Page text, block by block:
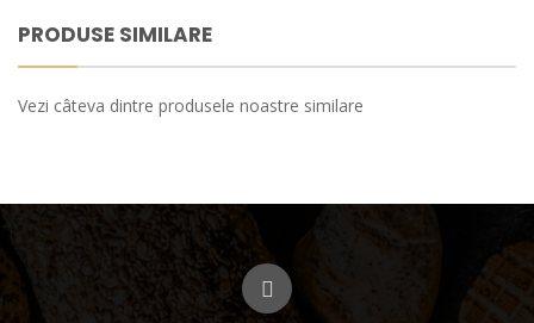
PRODUSE SIMILARE
Vezi câteva dintre produsele noastre similare